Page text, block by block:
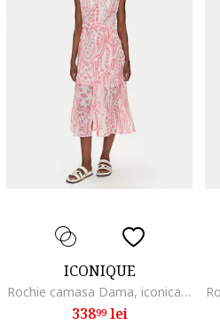
ICONIQUE
Rochie camasa Dama, iconica, Bumbac, Roz, Roz
33899lei